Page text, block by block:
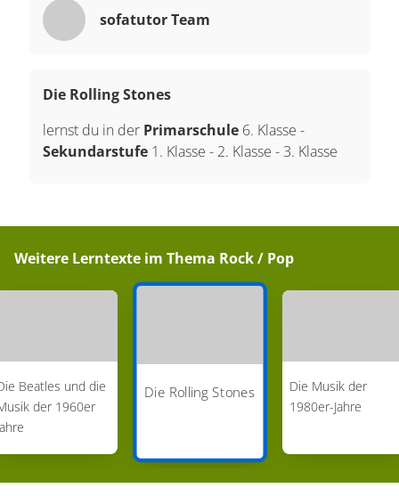
sofatutor Team
Die Rolling Stones
lernst du in der Primarschule 6. Klasse -
Sekundarstufe 1. Klasse - 2. Klasse - 3. Klasse
Weitere Lerntexte im Thema Rock / Pop
Beatles und die
der 1960er
Die Rolling Stones
Die Musik der
1980er-Jahre